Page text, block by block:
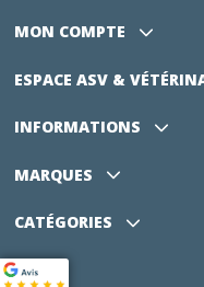
MON COMPTE
ESPACE ASV &
INFORMATIONS
MARQUES
CATÉGORIES